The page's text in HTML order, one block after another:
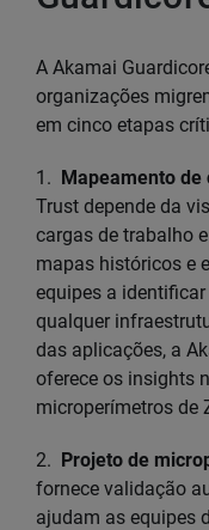
A Akamai
organizações
em cinco etapas
1. Mapeamento de
Trust depende da
cargas de trabalho
mapas históricos e
equipes a
qualquer
das aplicações, a
oferece os insights
microperímetros de
2. Projeto de
fornece validação
ajudam as equipes